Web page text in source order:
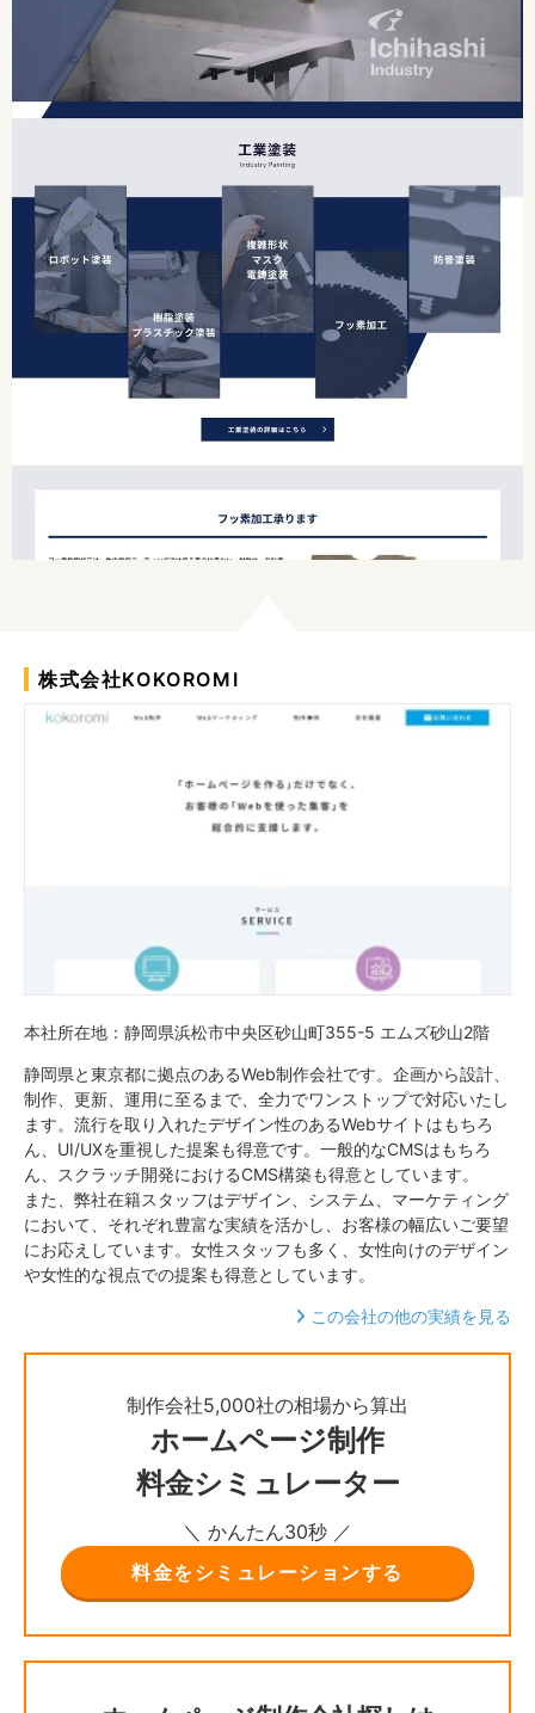
株式会社KOKOROMI
本社所在地：静岡県浜松市中央区砂山町355-5 エムズ砂山2階
静岡県と東京都に拠点のあるWeb制作会社です。企画から設計、
制作、更新、運用に至るまで、全力でワンストップで対応いたし
ます。流行を取り入れたデザイン性のあるWebサイトはもちろ
ん、UI/UXを重視した提案も得意です。一般的なCMSはもちろ
ん、スクラッチ開発におけるCMS構築も得意としています。
また、弊社在籍スタッフはデザイン、システム、マーケティング
において、それぞれ豊富な実績を活かし、お客様の幅広いご要望
にお応えしています。女性スタッフも多く、女性向けのデザイン
や女性的な視点での提案も得意としています。
この会社の他の実績を見る
制作会社5,000社の相場から算出
ホームページ制作
料金シミュレーター
＼ かんたん30秒 ／
料金をシミュレーションする